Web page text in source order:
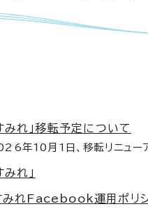
みれ」移転予定について
年10月1日、移転リニュー
れ」
みれFacebook運用ポリ